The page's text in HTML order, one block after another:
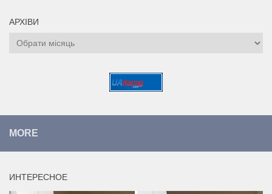
АРХІВИ
Архіви
MORE
ИНТЕРЕСНОЕ